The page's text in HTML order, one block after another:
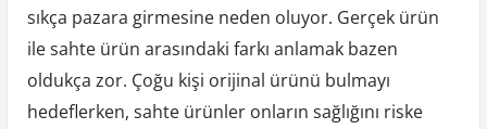
sıkça pazara girmesine neden oluyor. Gerçek ürün
ile sahte ürün arasındaki farkı anlamak bazen
oldukça zor. Çoğu kişi orijinal ürünü bulmayı
hedeflerken, sahte ürünler onların sağlığını riske